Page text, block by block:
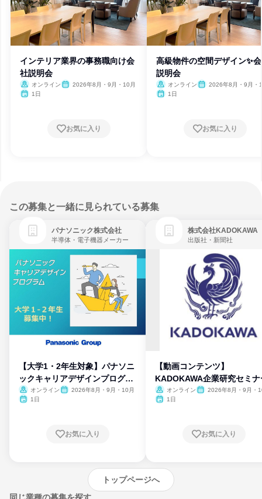
インテリア業界の事務職向け会
社説明会
オンライン
2026年8月・9月・10月
1日
お気に入り
高級物件の空間デザイン✨
説明会
オンライン
2026年8月・9月・
1日
お気に入り
この募集と一緒に見られている募集
パナソニック株式会社
半導体・電子機器メーカー
【大学1・2年生対象】パナソニ
ックキャリアデザインプログラ
ム
オンライン
2026年8月・9月・10月
1日
お気に入り
株式会社KADOKAWA
出版社・新聞社
【動画コンテンツ】
KADOKAWA企業研究セミナ
オンライン
2026年8月・9月・
1日
お気に入り
トップページへ